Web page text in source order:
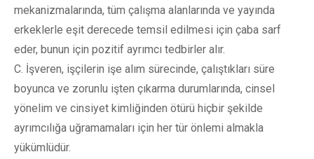
mekanizmalarında, tüm çalışma alanlarında ve yayında
erkeklerle eşit derecede temsil edilmesi için çaba sarf
eder, bunun için pozitif ayrımcı tedbirler alır.
C. İşveren, işçilerin işe alım sürecinde, çalıştıkları süre
boyunca ve zorunlu işten çıkarma durumlarında, cinsel
yönelim ve cinsiyet kimliğinden ötürü hiçbir şekilde
ayrımcılığa uğramamaları için her tür önlemi almakla
yükümlüdür.